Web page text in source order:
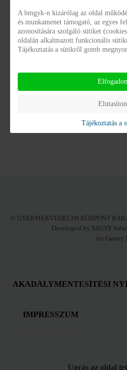
Dokumentumtár
© GYERMEKVÉDELMI KÖZPONT
Developed by SZGYF
for Gantry
AKADÁLYMENTESÍTÉSI
IMPRESSZUM
Ugrás az oldal
A bmgyk-n kizárólag az oldal
és munkamenet támogató, az egyes
azonosítására szolgáló sütiket
oldalán alkalmazott funkcionális
Tájékoztatás a sütikről gomb
Tájékoztatás a